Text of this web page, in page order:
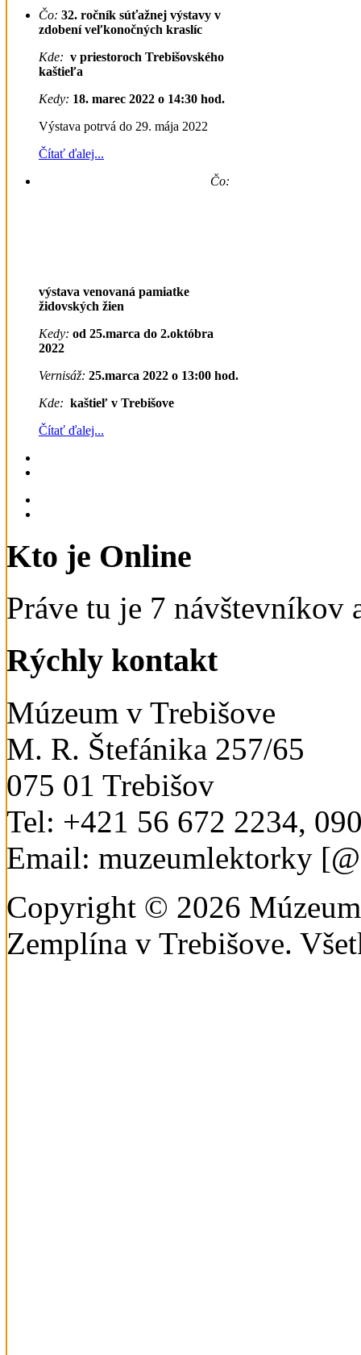
Čo: 32. ročník súťažnej výstavy v
zdobení veľkonočných kraslíc
Kde: v priestoroch Trebišovského
kaštieľa
Kedy: 18. marec 2022 o 14:30 hod.
Výstava potrvá do 29. mája 2022
Čítať ďalej...
Čo:
výstava venovaná pamiatke
židovských žien
Kedy: od 25.marca do 2.októbra
2022
Vernisáž: 25.marca 2022 o 13:00 hod.
Kde: kaštieľ v Trebišove
Čítať ďalej...
Kto je Online
Práve tu je 7 návštevníkov
Rýchly kontakt
Múzeum v Trebišove
M. R. Štefánika 257/65
075 01 Trebišov
Tel: +421 56 672 2234,
Email: muzeumlektorky
Copyright © 2026
Zemplína v Trebišove.